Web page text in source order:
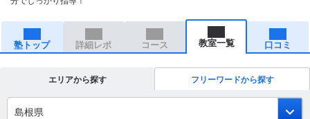
塾トップ 詳細レポ コース 教室一覧 口コミ
エリアから探す フリーワードから探す
島根県